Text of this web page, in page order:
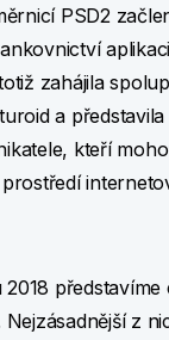
PSD2
zahájila
a
kteří
představíme
z